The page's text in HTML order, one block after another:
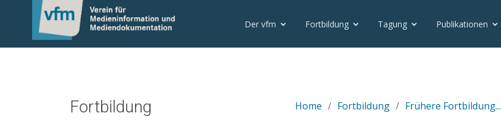
Der vfm Fortbildung Tagung Publikationen
Fortbildung Home Fortbildung Frühere Fortbildung...